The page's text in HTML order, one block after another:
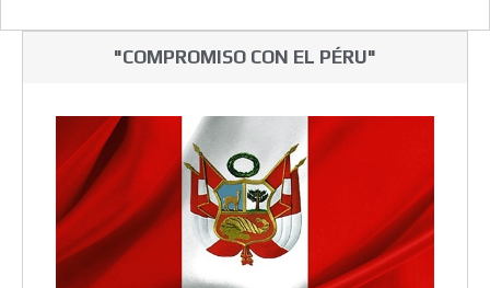
"COMPROMISO CON EL PÉRU"